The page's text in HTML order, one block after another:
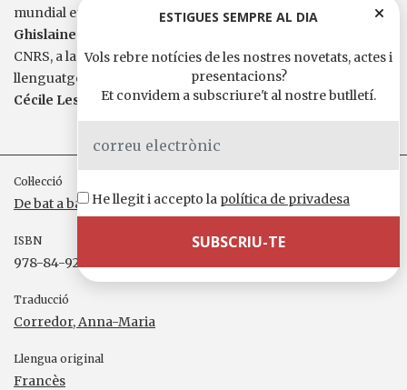
mundial en l’evolució de les llengües.
Ghislaine Dehaene
CNRS, a la unitat INSERM, especialista en l’estudi del
llenguatge en els bebès.
Cécile Lestienneés periodista.
Col·lecció
De bat a bat, 13
ISBN
978-84-92440-24-5
Traducció
Corredor, Anna-Maria
Llengua original
Francès
ESTIGUES SEMPRE AL DIA
Vols rebre notícies de les nostres novetats, actes i
presentacions?
Et convidem a subscriure't al nostre butlletí.
He llegit i accepto la política de privadesa